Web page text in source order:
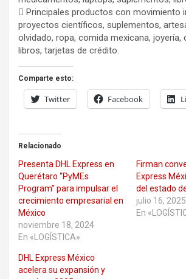
 Principales productos con movimiento
proyectos científicos, suplementos,
olvidado, ropa, comida mexicana, joyería,
libros, tarjetas de crédito.
Comparte esto:
Twitter Facebook
Relacionado
Presenta DHL Express en
Querétaro “PyMEs
Program” para impulsar el
crecimiento empresarial en
México
noviembre 18, 2024
En «LOGÍSTICA»
Firman
Express
del estado
julio 16, 2025
En
DHL Express México
acelera su expansión y